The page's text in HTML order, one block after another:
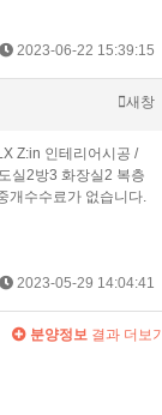
2023-06-22 15:39:15
새창
Z:in 인테리어시공 /
실2방3 화장실2 복층
개수수료가 없습니다.
2023-05-29 14:04:41
분양정보 결과 더보기